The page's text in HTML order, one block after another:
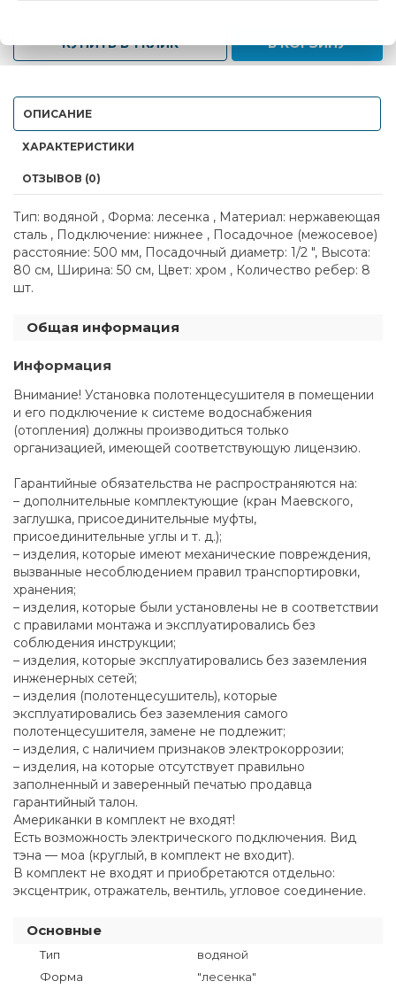
КУПИТЬ В 1 КЛИК В КОРЗИНУ
ОПИСАНИЕ
ХАРАКТЕРИСТИКИ
ОТЗЫВОВ (0)
Тип: водяной , Форма: лесенка , Материал: нержавеющая
сталь , Подключение: нижнее , Посадочное (межосевое)
расстояние: 500 мм, Посадочный диаметр: 1/2 ", Высота:
80 см, Ширина: 50 см, Цвет: хром , Количество ребер: 8
шт.
Общая информация
Информация
Внимание! Установка полотенцесушителя в помещении
и его подключение к системе водоснабжения
(отопления) должны производиться только
организацией, имеющей соответствующую лицензию.
Гарантийные обязательства не распространяются на:
– дополнительные комплектующие (кран Маевского,
заглушка, присоединительные муфты,
присоединительные углы и т. д.);
– изделия, которые имеют механические повреждения,
вызванные несоблюдением правил транспортировки,
хранения;
– изделия, которые были установлены не в соответствии
с правилами монтажа и эксплуатировались без
соблюдения инструкции;
– изделия, которые эксплуатировались без заземления
инженерных сетей;
– изделия (полотенцесушитель), которые
эксплуатировались без заземления самого
полотенцесушителя, замене не подлежит;
– изделия, с наличием признаков электрокоррозии;
– изделия, на которые отсутствует правильно
заполненный и заверенный печатью продавца
гарантийный талон.
Американки в комплект не входят!
Есть возможность электрического подключения. Вид
тэна — моа (круглый, в комплект не входит).
В комплект не входят и приобретаются отдельно:
эксцентрик, отражатель, вентиль, угловое соединение.
Основные
Тип
водяной
Форма
"лесенка"